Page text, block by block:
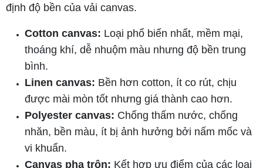
định độ bền của vải canvas.
Cotton canvas: Loại phổ biến nhất, mềm mại,
thoáng khí, dễ nhuộm màu nhưng độ bền trung
bình.
Linen canvas: Bền hơn cotton, ít co rút, chịu
được mài mòn tốt nhưng giá thành cao hơn.
Polyester canvas: Chống thấm nước, chống
nhăn, bền màu, ít bị ảnh hưởng bởi nấm mốc và
vi khuẩn.
Canvas pha trộn: Kết hợp ưu điểm của các loại